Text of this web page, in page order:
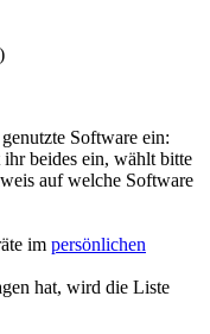
Software ein:
beides ein, wählt bitte
auf welche Software
im persönlichen
hat, wird die Liste